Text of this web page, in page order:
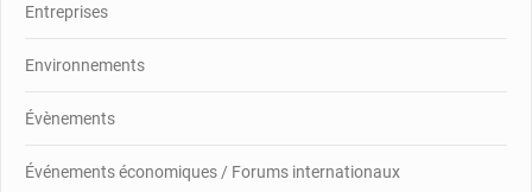
Entreprises
Environnements
Évènements
Événements économiques / Forums internationaux